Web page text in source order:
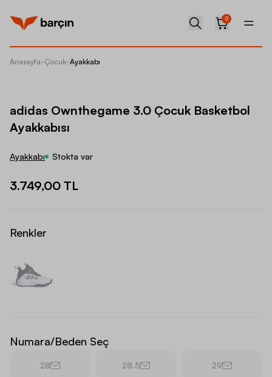
0
Anasayfa-Çocuk-Ayakkabı
adidas Ownthegame 3.0 Çocuk Basketbol
Ayakkabısı
Ayakkabı Stokta var
3.749,00 TL
Renkler
Numara/Beden Seç
28 28.5 29